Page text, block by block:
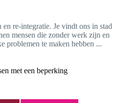
re-integratie. Je vindt ons in stad
mensen die zonder werk zijn en
problemen te maken hebben ...
met een beperking